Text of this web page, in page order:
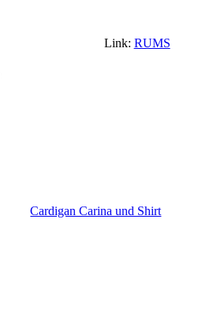
Link: RUMS
Cardigan Carina und Shirt